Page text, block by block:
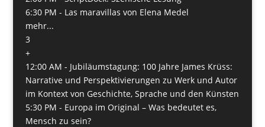
6:30 PM - Las maravillas von Elena Medel
mehr...
3
+
12:00 AM - Jubiläumstagung: 100 Jahre James Krüss:
Narrative und Perspektivierungen zu Werk und Autor
im Kontext von Geschichte, Sprache und den Künsten
5:30 PM - Europa im Original – Was bedeutet es,
Mensch zu sein?